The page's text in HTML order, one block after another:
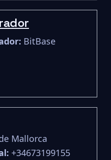
BitBase
Mallorca
+34673199155